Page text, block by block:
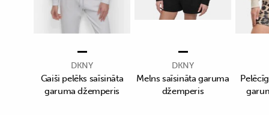
DKNY
Gaiši pelēks saīsināta
garuma džemperis
DKNY
Melns saīsināta garuma
džemperis